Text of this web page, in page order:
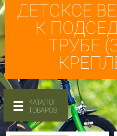
ДЕТСКОЕ
К
ТРУБЕ
КАТАЛОГ
ТОВАРОВ